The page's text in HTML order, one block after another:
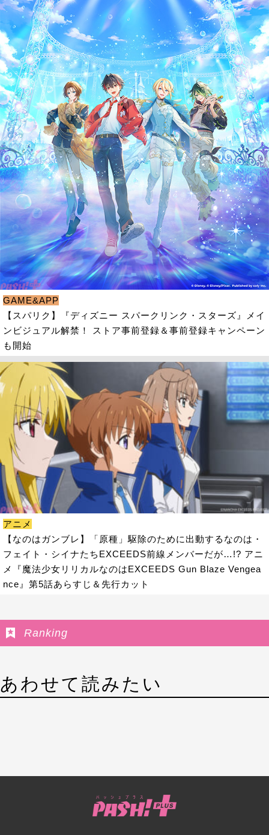
GAME&APP
【スパリク】『ディズニー スパークリンク・スターズ』メイ
ンビジュアル解禁！ ストア事前登録＆事前登録キャンペーン
も開始
アニメ
【なのはガンブレ】「原種」駆除のために出動するなのは・
フェイト・シイナたちEXCEEDS前線メンバーだが…!? アニ
メ『魔法少女リリカルなのはEXCEEDS Gun Blaze Vengea
nce』第5話あらすじ＆先行カット
Ranking
あわせて読みたい